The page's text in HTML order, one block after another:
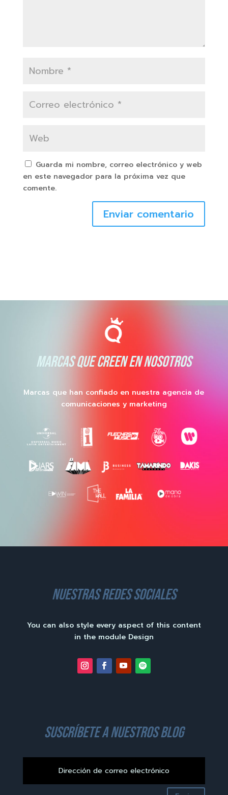
Guarda mi nombre, correo electrónico y web
en este navegador para la próxima vez que
comente.
Enviar comentario
MARCAS QUE CREEN EN NOSOTROS
Marcas que han confiado en nuestra agencia de
comunicaciones y marketing
nuestras redes sociales
You can also style every aspect of this content
in the module Design
suscríbete a nuestros blog